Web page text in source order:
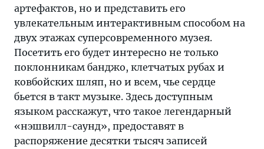
артефактов, но и представить его
увлекательным интерактивным способом на
двух этажах суперсовременного музея.
Посетить его будет интересно не только
поклонникам банджо, клетчатых рубах и
ковбойских шляп, но и всем, чье сердце
бьется в такт музыке. Здесь доступным
языком расскажут, что такое легендарный
«нэшвилл-саунд», предоставят в
распоряжение десятки тысяч записей